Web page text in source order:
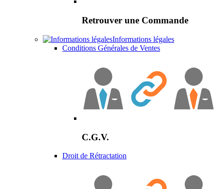
Retrouver une Commande
Informations légales
Conditions Générales de Ventes
C.G.V.
Droit de Rétractation